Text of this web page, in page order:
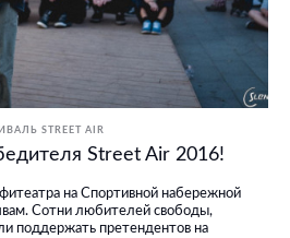
STREET AIR
Street Air 2016!
на Спортивной набережной
Сотни любителей свободы,
поддержать претендентов на